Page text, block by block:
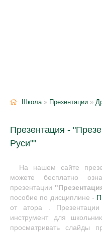
Школа» Презентации »
Презентация -
Руси""
На нашем сайте
можете бесплатно
презентации
пособие по дисциплине -
от атора .
инструмент для
просматривать слайды